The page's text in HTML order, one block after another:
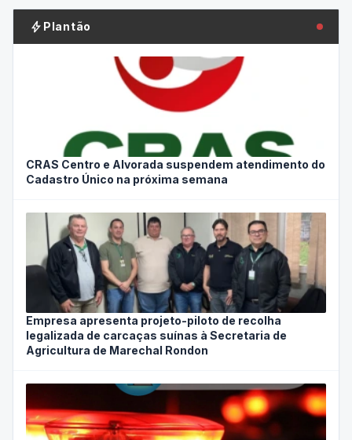
bolt
CRAS Centro e Alvorada suspendem atendimento do
Cadastro Único na próxima semana
Empresa apresenta projeto-piloto de recolha
legalizada de carcaças suínas à Secretaria de
Agricultura de Marechal Rondon